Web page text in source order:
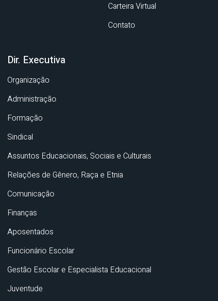
Carteira Virtual
Contato
Dir. Executiva
Organização
Administração
Formação
Sindical
Assuntos Educacionais, Sociais e Culturais
Relações de Gênero, Raça e Etnia
Comunicação
Finanças
Aposentados
Funcionário Escolar
Gestão Escolar e Especialista Educacional
Juventude